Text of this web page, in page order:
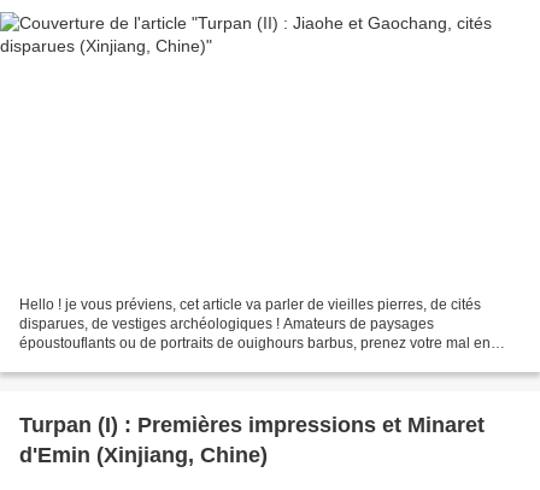
Hello ! je vous préviens, cet article va parler de vieilles pierres, de cités
disparues, de vestiges archéologiques ! Amateurs de paysages
époustouflants ou de portraits de ouighours barbus, prenez votre mal en
Turpan (I) : Premières impressions et Minaret
d'Emin (Xinjiang, Chine)